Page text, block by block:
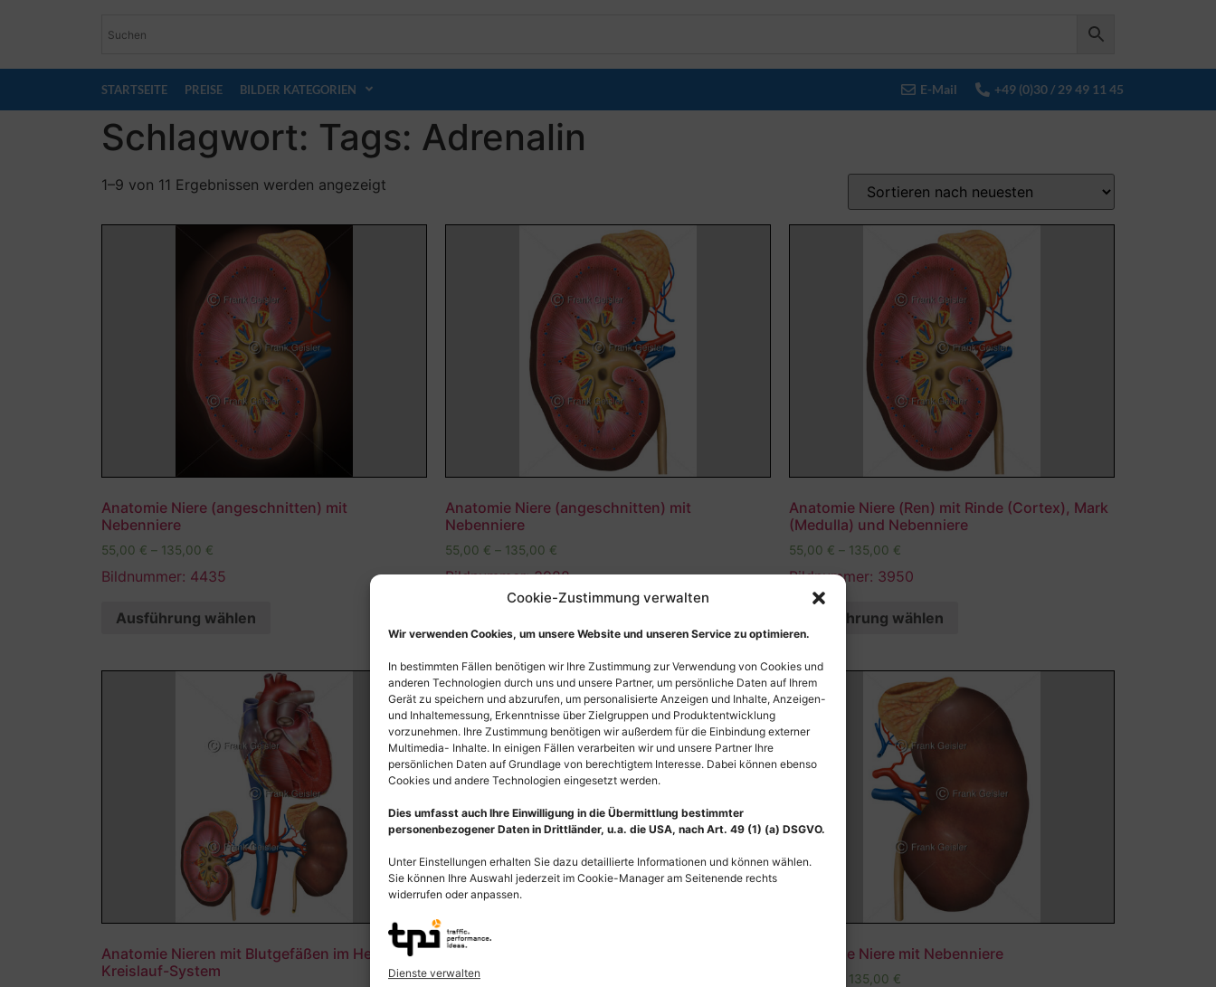
Cookie-Zustimmung verwalten
Wir verwenden Cookies, um unsere Website und unseren Service zu optimieren.
In bestimmten Fällen benötigen wir Ihre Zustimmung zur Verwendung von Cookies und
anderen Technologien durch uns und unsere Partner, um persönliche Daten auf Ihrem
Gerät zu speichern und abzurufen, um personalisierte Anzeigen und Inhalte, Anzeigen-
und Inhaltemessung, Erkenntnisse über Zielgruppen und Produktentwicklung
vorzunehmen. Ihre Zustimmung benötigen wir außerdem für die Einbindung externer
Multimedia- Inhalte. In einigen Fällen verarbeiten wir und unsere Partner Ihre
persönlichen Daten auf Grundlage von berechtigtem Interesse. Dabei können ebenso
Cookies und andere Technologien eingesetzt werden.
Dies umfasst auch Ihre Einwilligung in die Übermittlung bestimmter
personenbezogener Daten in Drittländer, u.a. die USA, nach Art. 49 (1) (a) DSGVO.
Unter Einstellungen erhalten Sie dazu detaillierte Informationen und können wählen.
Sie können Ihre Auswahl jederzeit im Cookie-Manager am Seitenende rechts
widerrufen oder anpassen.
Dienste verwalten
STARTSEITE PREISE BILDER KATEGORIEN E-Mail +49 (0)30 / 29 49 11 45
Schlagwort: Tags: Adrenalin
1–9 von 11 Ergebnissen werden angezeigt
Anatomie Niere (angeschnitten) mit
Nebenniere
55,00 € – 135,00 €
Bildnummer: 4435
Ausführung wählen
Anatomie Niere (angeschnitten) mit
Nebenniere
55,00 € – 135,00 €
Bildnummer: 3988
Anatomie Niere (Ren) mit Rinde (Cortex), Mark
(Medulla) und Nebenniere
55,00 € – 135,00 €
Bildnummer: 3950
Ausführung wählen
Anatomie Nieren mit Blutgefäßen im Herz-
Kreislauf-System
Niere mit Histologie der Nebenniere (3D-
Schnitt)
Anatomie Niere mit Nebenniere
135,00 €